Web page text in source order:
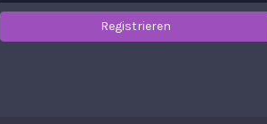
Registrieren